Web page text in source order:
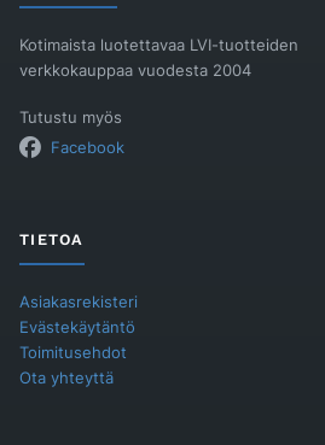
Kotimaista luotettavaa LVI-tuotteiden
verkkokauppaa vuodesta 2004
Tutustu myös
Facebook
TIETOA
Asiakasrekisteri
Evästekäytäntö
Toimitusehdot
Ota yhteyttä